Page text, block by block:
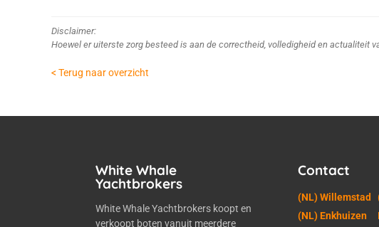
Disclaimer:
Hoewel er uiterste zorg besteed is aan de correctheid, volledigheid en actualiteit
< Terug naar overzicht
White Whale
Yachtbrokers
White Whale Yachtbrokers koopt en
verkoopt boten vanuit meerdere
Contact
(NL) Willemstad
(NL) Enkhuizen